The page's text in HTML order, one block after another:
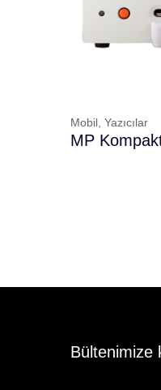
Mobil, Yazıcılar
MP
Bültenimize